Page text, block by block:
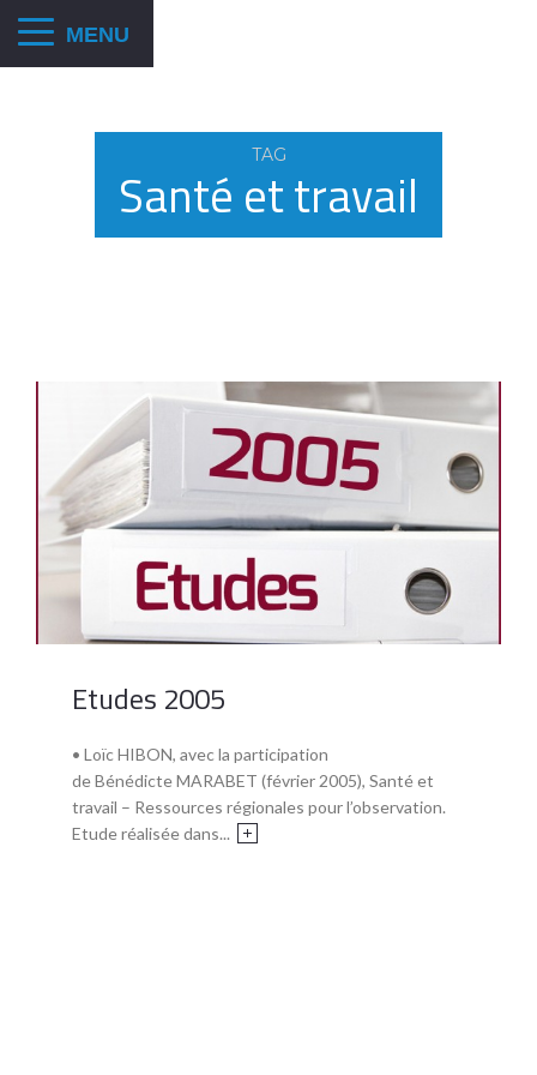
TAG
Santé et travail
Etudes 2005
• Loïc HIBON, avec la participation
de Bénédicte MARABET (février 2005), Santé et
travail – Ressources régionales pour l’observation.
Etude réalisée dans...